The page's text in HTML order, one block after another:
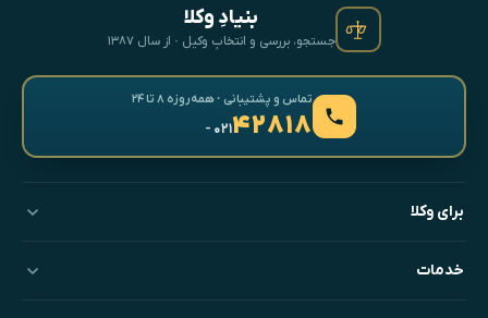
بنیادِ وکلا
جستجو، بررسی و انتخابِ وکیل · از سال ۱۳۸۷
تماس و پشتیبانی · همه‌روزه ۸ تا ۲۴
۴۲۸۱۸- ۰۲۱
برای وکلا
خدمات